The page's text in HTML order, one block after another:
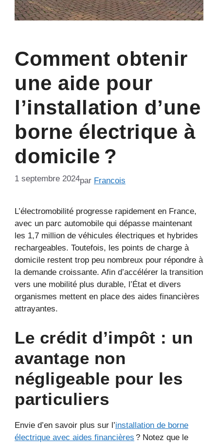
Comment obtenir
une aide pour
l’installation d’une
borne électrique à
domicile ?
1 septembre 2024par Francois
L’électromobilité progresse rapidement en France,
avec un parc automobile qui dépasse maintenant
les 1,7 million de véhicules électriques et hybrides
rechargeables. Toutefois, les points de charge à
domicile restent trop peu nombreux pour répondre à
la demande croissante. Afin d’accélérer la transition
vers une mobilité plus durable, l’État et divers
organismes mettent en place des aides financières
attrayantes.
Le crédit d’impôt : un
avantage non
négligeable pour les
particuliers
Envie d’en savoir plus sur l’installation de borne
électrique avec aides financières ? Notez que le